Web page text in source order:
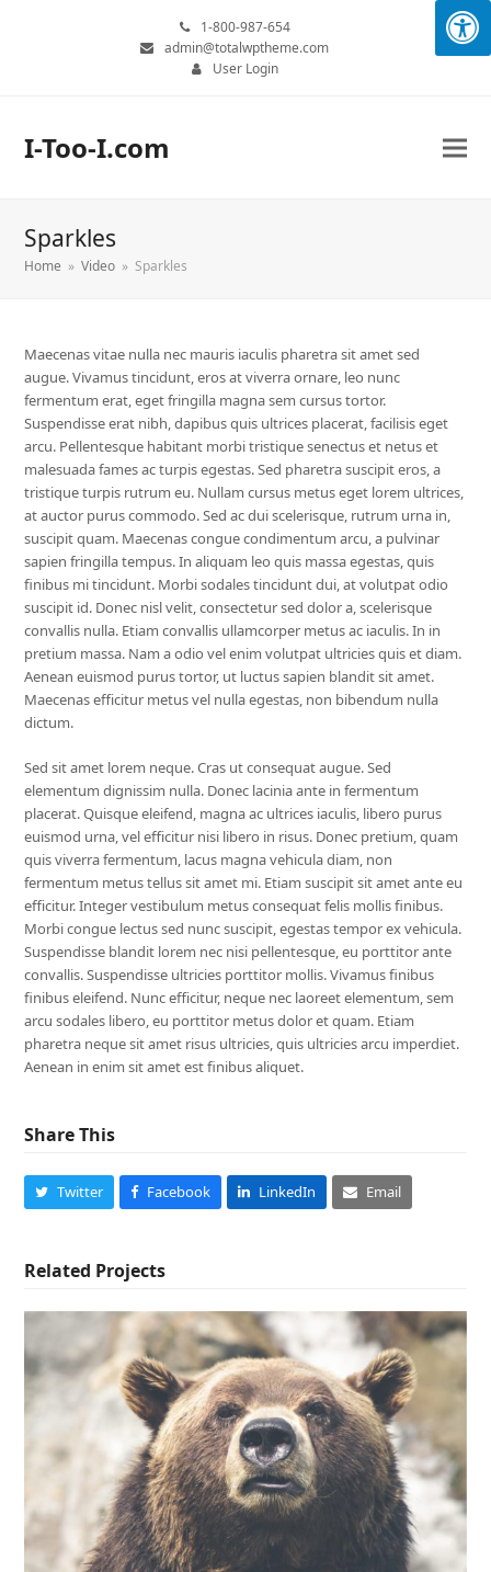
1-800-987-654
admin@totalwptheme.com
User Login
I-Too-I.com
Sparkles
Home » Video » Sparkles
Maecenas vitae nulla nec mauris iaculis pharetra sit amet sed
augue. Vivamus tincidunt, eros at viverra ornare, leo nunc
fermentum erat, eget fringilla magna sem cursus tortor.
Suspendisse erat nibh, dapibus quis ultrices placerat, facilisis eget
arcu. Pellentesque habitant morbi tristique senectus et netus et
malesuada fames ac turpis egestas. Sed pharetra suscipit eros, a
tristique turpis rutrum eu. Nullam cursus metus eget lorem ultrices,
at auctor purus commodo. Sed ac dui scelerisque, rutrum urna in,
suscipit quam. Maecenas congue condimentum arcu, a pulvinar
sapien fringilla tempus. In aliquam leo quis massa egestas, quis
finibus mi tincidunt. Morbi sodales tincidunt dui, at volutpat odio
suscipit id. Donec nisl velit, consectetur sed dolor a, scelerisque
convallis nulla. Etiam convallis ullamcorper metus ac iaculis. In in
pretium massa. Nam a odio vel enim volutpat ultricies quis et diam.
Aenean euismod purus tortor, ut luctus sapien blandit sit amet.
Maecenas efficitur metus vel nulla egestas, non bibendum nulla
dictum.
Sed sit amet lorem neque. Cras ut consequat augue. Sed
elementum dignissim nulla. Donec lacinia ante in fermentum
placerat. Quisque eleifend, magna ac ultrices iaculis, libero purus
euismod urna, vel efficitur nisi libero in risus. Donec pretium, quam
quis viverra fermentum, lacus magna vehicula diam, non
fermentum metus tellus sit amet mi. Etiam suscipit sit amet ante eu
efficitur. Integer vestibulum metus consequat felis mollis finibus.
Morbi congue lectus sed nunc suscipit, egestas tempor ex vehicula.
Suspendisse blandit lorem nec nisi pellentesque, eu porttitor ante
convallis. Suspendisse ultricies porttitor mollis. Vivamus finibus
finibus eleifend. Nunc efficitur, neque nec laoreet elementum, sem
arcu sodales libero, eu porttitor metus dolor et quam. Etiam
pharetra neque sit amet risus ultricies, quis ultricies arcu imperdiet.
Aenean in enim sit amet est finibus aliquet.
Share This
Twitter Facebook LinkedIn Email
Related Projects